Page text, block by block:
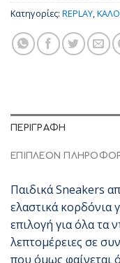
Κατηγορίες: REPLAY
ΠΕΡΙΓΡΑΦΉ
ΕΠΙΠΛΈΟΝ
Παιδικά Sneakers
ελαστικά κορδόνια
επιλογή για όλα τα
λεπτομέρειες σε
που όμως φαίνεται